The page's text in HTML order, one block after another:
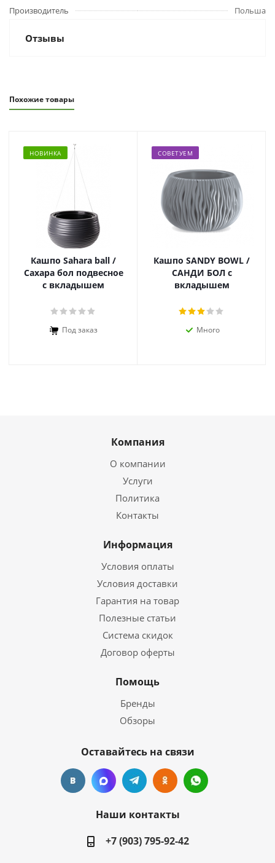
Производитель
Польша
Отзывы
Похожие товары
НОВИНКА
Кашпо Sahara ball /
Сахара бол подвесное
с вкладышем
Под заказ
СОВЕТУЕМ
Кашпо SANDY BOWL /
САНДИ БОЛ с
вкладышем
Много
Компания
О компании
Услуги
Политика
Контакты
Информация
Условия оплаты
Условия доставки
Гарантия на товар
Полезные статьи
Система скидок
Договор оферты
Помощь
Бренды
Обзоры
Оставайтесь на связи
Наши контакты
+7 (903) 795-92-42